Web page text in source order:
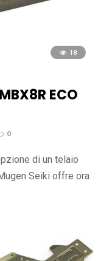
18
ECO
0
di un telaio
Seiki offre ora